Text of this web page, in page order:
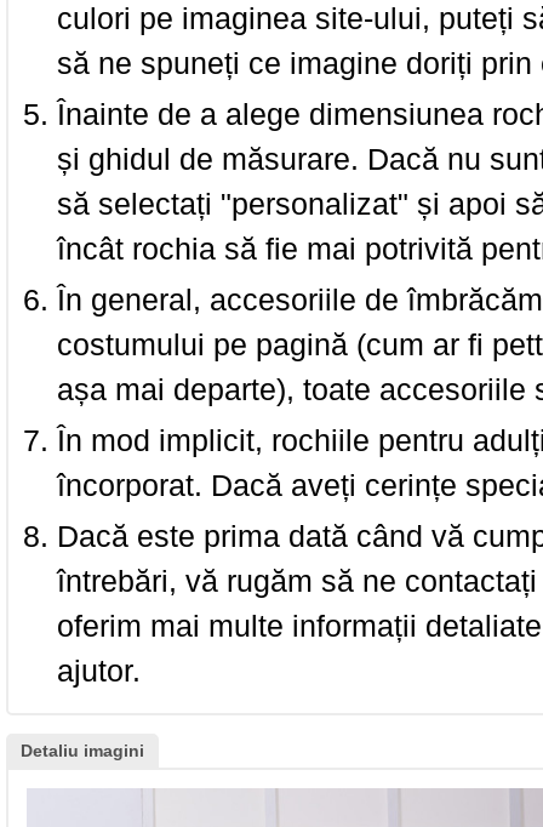
culori pe imaginea site-ului, puteți
să ne spuneți ce imagine doriți prin
Înainte de a alege dimensiunea
și ghidul de măsurare. Dacă nu
să selectați "personalizat" și apoi
încât rochia să fie mai potrivită
În general, accesoriile de
costumului pe pagină (cum ar fi
așa mai departe), toate accesoriile
În mod implicit, rochiile pentru
încorporat. Dacă aveți cerințe
Dacă este prima dată când vă
întrebări, vă rugăm să ne
oferim mai multe informații
ajutor.
Detaliu imagini